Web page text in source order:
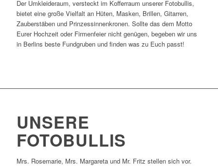
Der Umkleideraum, versteckt im Kofferraum unserer Fotobullis,
bietet eine große Vielfalt an Hüten, Masken, Brillen, Gitarren,
Zauberstäben und Prinzessinnenkronen. Sollte das dem Motto
Eurer Hochzeit oder Firmenfeier nicht genügen, begeben wir uns
in Berlins beste Fundgruben und finden was zu Euch passt!
UNSERE
FOTOBULLIS
Mrs. Rosemarie, Mrs. Margareta und Mr. Fritz stellen sich vor.